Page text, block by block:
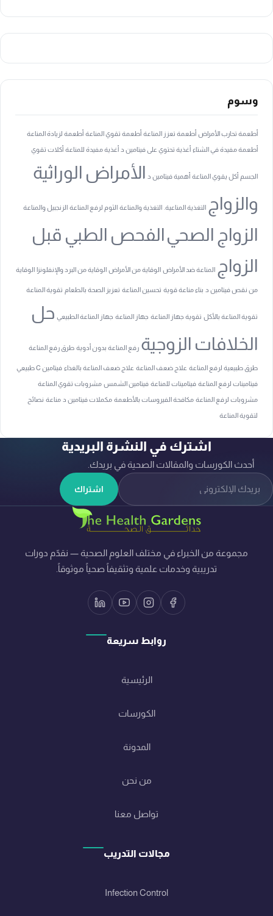
وسوم
أطعمة تحارب الأمراض أطعمة تعزز المناعة أطعمة تقوي المناعة أطعمة لزيادة المناعة
أطعمة مفيدة في الشتاء أغذية تحتوي على فيتامين د أغذية مفيدة للمناعة أكلات تقوي
الجسم أكل يقوي المناعة أهمية فيتامين د الأمراض الوراثية
والزواج
التغذية المناعية. التغذية والمناعة الثوم لرفع المناعة الزنجبيل والمناعة
الزواج الصحيالفحص الطبي قبل
الزواج
المناعة ضد الأمراض الوقاية من الأمراض الوقاية من البرد والإنفلونزا الوقاية
من نقص فيتامين د بناء مناعة قوية تحسين المناعة تعزيز الصحة بالطعام تقوية المناعة
تقوية المناعة بالأكل تقوية جهاز المناعة جهاز المناعة جهاز المناعة الطبيعي حل
الخلافات الزوجية رفع المناعة بدون أدوية طرق رفع المناعة
طرق طبيعية لرفع المناعة علاج ضعف المناعة علاج ضعف المناعة بالغذاء فيتامين C طبيعي
فيتامينات لرفع المناعة فيتامينات للمناعة فيتامين الشمس مشروبات تقوي المناعة
مشروبات لرفع المناعة مكافحة الفيروسات بالأطعمة مكملات فيتامين د مناعة نصائح
لتقوية المناعة
اشترك في النشرة البريدية
أحدث الكورسات والمقالات الصحية في بريدك.
البريد الإلكتروني
اشتراك
مجموعة من الخبراء في مختلف العلوم الصحية — نقدّم دورات
تدريبية وخدمات علمية وتثقيفاً صحياً موثوقاً.
روابط سريعة
الرئيسية
الكورسات
المدونة
من نحن
تواصل معنا
مجالات التدريب
Infection Control